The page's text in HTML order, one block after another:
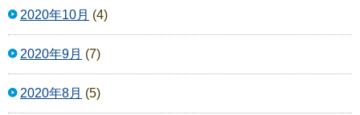
2020年10月 (4)
2020年9月 (7)
2020年8月 (5)